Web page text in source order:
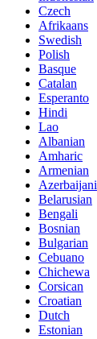
Czech
Afrikaans
Swedish
Polish
Basque
Catalan
Esperanto
Hindi
Lao
Albanian
Amharic
Armenian
Azerbaijani
Belarusian
Bengali
Bosnian
Bulgarian
Cebuano
Chichewa
Corsican
Croatian
Dutch
Estonian